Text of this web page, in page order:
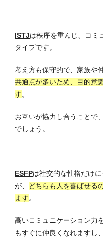
ISTJは秩序を重んじ、コミ
タイプです。
考え方も保守的で、家族や
共通点が多いため、目的意
す。
お互いが協力し合うことで
でしょう。
ESFPは社交的な性格だけ
が、
どちらも人を喜ばせる
ます。
高いコミュニケーション力
もすぐに仲良くなれますし